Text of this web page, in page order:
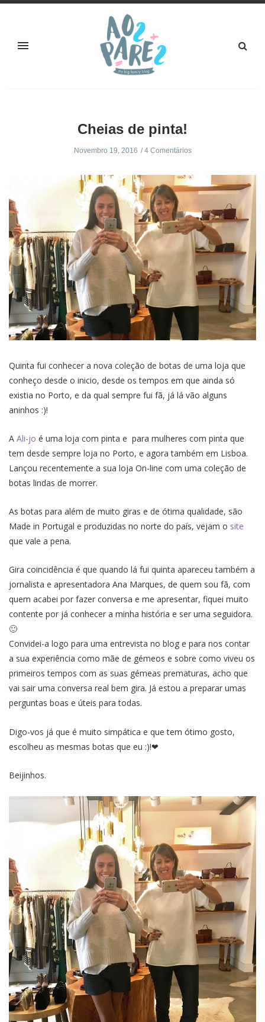
Cheias de pinta!
Novembro 19, 2016 4 Comentários
Quinta fui conhecer a nova coleção de botas de uma loja que
conheço desde o inicio, desde os tempos em que ainda só
existia no Porto, e da qual sempre fui fã, já lá vão alguns
aninhos :)!
A Ali-jo é uma loja com pinta e para mulheres com pinta que
tem desde sempre loja no Porto, e agora também em Lisboa.
Lançou recentemente a sua loja On-line com uma coleção de
botas lindas de morrer.
As botas para além de muito giras e de ótima qualidade, são
Made in Portugal e produzidas no norte do país, vejam o site
que vale a pena.
Gira coincidência é que quando lá fui quinta apareceu também a
jornalista e apresentadora Ana Marques, de quem sou fã, com
quem acabei por fazer conversa e me apresentar, fiquei muito
contente por já conhecer a minha história e ser uma seguidora.
🙂
Convidei-a logo para uma entrevista no blog e para nos contar
a sua experiência como mãe de gémeos e sobre como viveu os
primeiros tempos com as suas gémeas prematuras, acho que
vai sair uma conversa real bem gira. Já estou a preparar umas
perguntas boas e úteis para todas.
Digo-vos já que é muito simpática e que tem ótimo gosto,
escolheu as mesmas botas que eu :)!❤
Beijinhos.